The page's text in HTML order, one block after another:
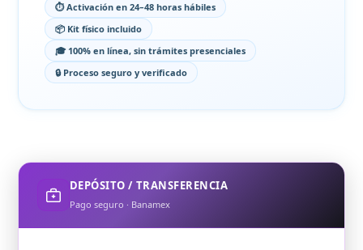
⏱ Activación en 24–48 horas hábiles
📦 Kit físico incluido
🎓 100% en línea, sin trámites presenciales
🔒 Proceso seguro y verificado
DEPÓSITO / TRANSFERENCIA
Pago seguro · Banamex